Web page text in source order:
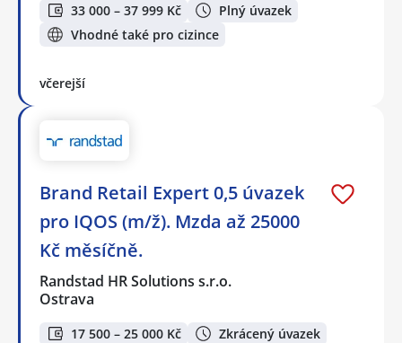
33 000 – 37 999 Kč
Plný úvazek
Vhodné také pro cizince
včerejší
Brand Retail Expert 0,5 úvazek
pro IQOS (m/ž). Mzda až 25000
Kč měsíčně.
Randstad HR Solutions s.r.o.
Ostrava
17 500 – 25 000 Kč Zkrácený úvazek